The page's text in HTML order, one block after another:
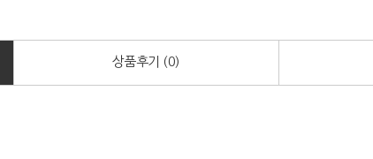
상품후기 (0)